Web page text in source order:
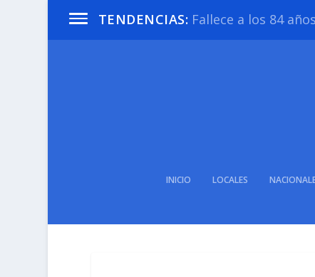
TENDENCIAS: Fallece a los 84
INICIO LOCALES